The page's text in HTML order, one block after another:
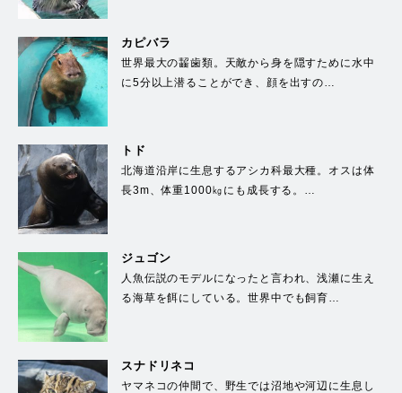
カピバラ
世界最大の齧歯類。天敵から身を隠すために水中
に5分以上潜ることができ、顔を出すの…
トド
北海道沿岸に生息するアシカ科最大種。オスは体
長3m、体重1000㎏にも成長する。…
ジュゴン
人魚伝説のモデルになったと言われ、浅瀬に生え
る海草を餌にしている。世界中でも飼育…
スナドリネコ
ヤマネコの仲間で、野生では沼地や河辺に生息し